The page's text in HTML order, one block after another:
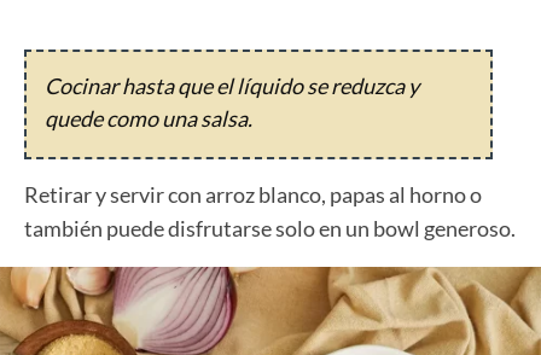
Cocinar hasta que el líquido se reduzca y
quede como una salsa.
Retirar y servir con arroz blanco, papas al horno o
también puede disfrutarse solo en un bowl generoso.